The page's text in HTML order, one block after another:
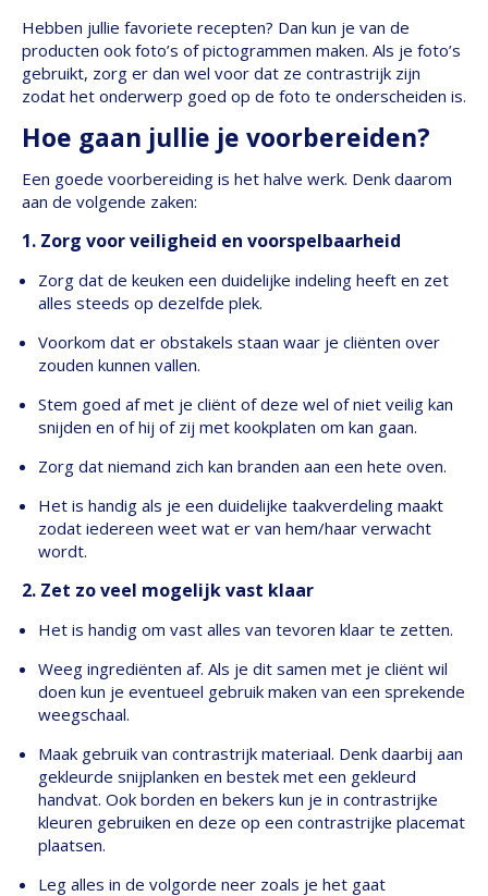
Hebben jullie favoriete recepten? Dan kun je van de
producten ook foto’s of pictogrammen maken. Als je foto’s
gebruikt, zorg er dan wel voor dat ze contrastrijk zijn
zodat het onderwerp goed op de foto te onderscheiden is.
Hoe gaan jullie je voorbereiden?
Een goede voorbereiding is het halve werk. Denk daarom
aan de volgende zaken:
1. Zorg voor veiligheid en voorspelbaarheid
Zorg dat de keuken een duidelijke indeling heeft en zet
alles steeds op dezelfde plek.
Voorkom dat er obstakels staan waar je cliënten over
zouden kunnen vallen.
Stem goed af met je cliënt of deze wel of niet veilig kan
snijden en of hij of zij met kookplaten om kan gaan.
Zorg dat niemand zich kan branden aan een hete oven.
Het is handig als je een duidelijke taakverdeling maakt
zodat iedereen weet wat er van hem/haar verwacht
wordt.
2. Zet zo veel mogelijk vast klaar
Het is handig om vast alles van tevoren klaar te zetten.
Weeg ingrediënten af. Als je dit samen met je cliënt wil
doen kun je eventueel gebruik maken van een sprekende
weegschaal.
Maak gebruik van contrastrijk materiaal. Denk daarbij aan
gekleurde snijplanken en bestek met een gekleurd
handvat. Ook borden en bekers kun je in contrastrijke
kleuren gebruiken en deze op een contrastrijke placemat
plaatsen.
Leg alles in de volgorde neer zoals je het gaat